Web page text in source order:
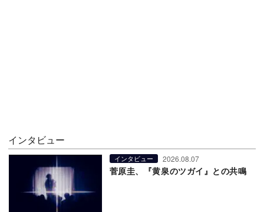
インタビュー
インタビュー 2026.08.07
菅原圭、『黄泉のツガイ』との共鳴